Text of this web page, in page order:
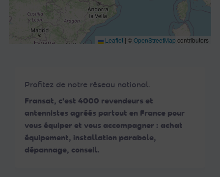
Profitez de notre réseau national.
Fransat, c'est 4000 revendeurs et
antennistes agréés partout en France pour
vous équiper et vous accompagner : achat
équipement, installation parabole,
dépannage, conseil.
Leaflet | ©OpenStreetMap contributors